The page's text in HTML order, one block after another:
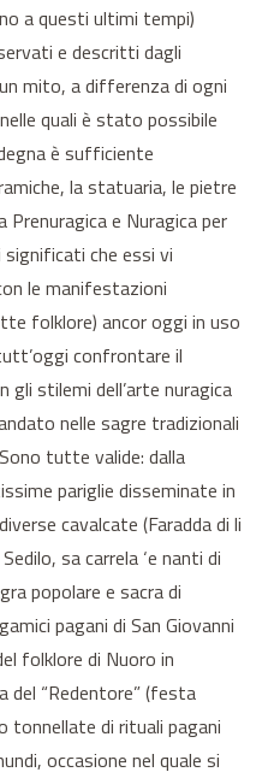
a questi ultimi tempi)
e descritti dagli
mito, a differenza di ogni
quali è stato possibile
è sufficiente
la statuaria, le pietre
e Nuragica per
significati che essi vi
le manifestazioni
folklore) ancor oggi in uso
confrontare il
gli stilemi dell’arte nuragica
nelle sagre tradizionali
tutte valide: dalla
pariglie disseminate in
cavalcate (Faradda di li
sa carrela ‘e nanti di
popolare e sacra di
pagani di San Giovanni
folklore di Nuoro in
del “Redentore” (festa
tonnellate di rituali pagani
occasione nel quale si